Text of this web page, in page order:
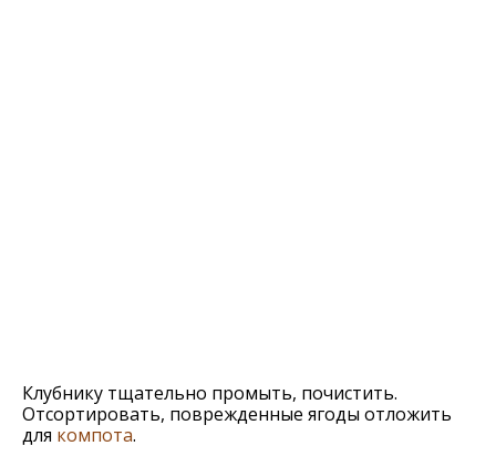
Клубнику тщательно промыть, почистить.
Отсортировать, поврежденные ягоды отложить
для компота.